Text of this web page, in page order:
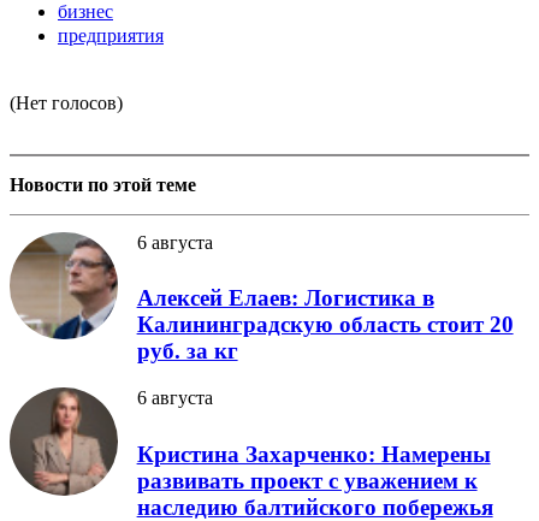
бизнес
предприятия
(Нет голосов)
Новости по этой теме
6 августа
Алексей Елаев: Логистика в
Калининградскую область стоит 20
руб. за кг
6 августа
Кристина Захарченко: Намерены
развивать проект с уважением к
наследию балтийского побережья